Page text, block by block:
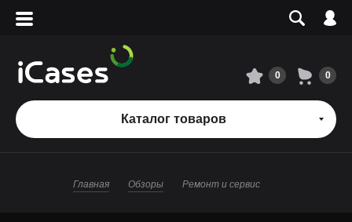
Вход
Сервисный центр
О магазине
0 0
Каталог товаров
Главная Обзоры Ремонт и сервис